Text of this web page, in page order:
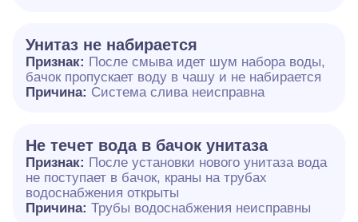
Унитаз не набирается
Признак: После смыва идет шум набора воды,
бачок пропускает воду в чашу и не набирается
Причина: Система слива неисправна
Не течет вода в бачок унитаза
Признак: После установки нового унитаза вода
не поступает в бачок, краны на трубах
водоснабжения открыты
Причина: Трубы водоснабжения неисправны